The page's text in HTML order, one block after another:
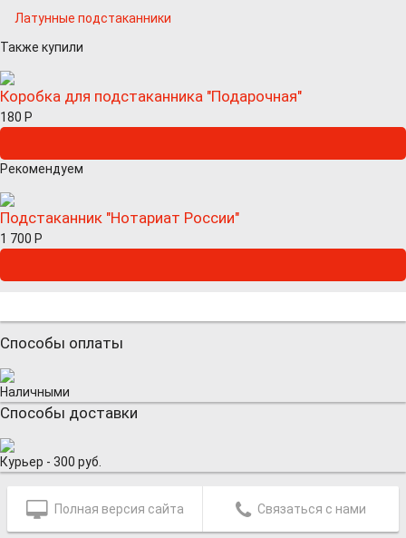
Латунные подстаканники
Также купили
Коробка для подстаканника "Подарочная"
180 Р
Рекомендуем
Подстаканник "Нотариат России"
1 700 Р
Способы оплаты
Наличными
Способы доставки
Курьер - 300 руб.
Полная версия сайта Связаться с нами